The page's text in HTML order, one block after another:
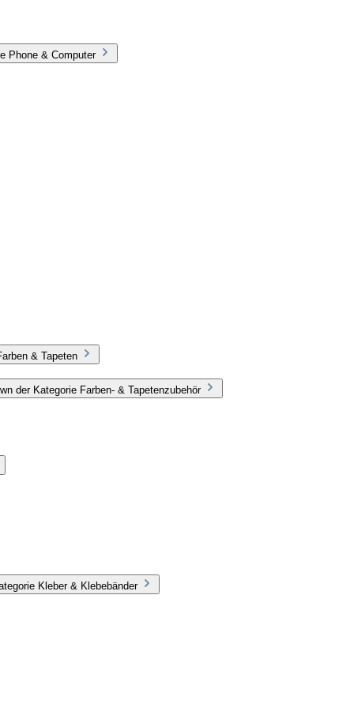
Phone & Computer
& Tapeten
der Kategorie Farben- & Tapetenzubehör
Kleber & Klebebänder